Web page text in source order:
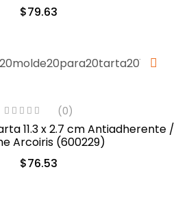
$79.63
(0)
11.3 x 2.7 cm Antiadherente /
Arcoiris (600229)
$76.53